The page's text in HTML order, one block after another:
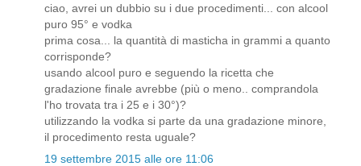
ciao, avrei un dubbio su i due procedimenti... con alcool
puro 95° e vodka
prima cosa... la quantità di masticha in grammi a quanto
corrisponde?
usando alcool puro e seguendo la ricetta che
gradazione finale avrebbe (più o meno.. comprandola
l'ho trovata tra i 25 e i 30°)?
utilizzando la vodka si parte da una gradazione minore,
il procedimento resta uguale?
19 settembre 2015 alle ore 11:06